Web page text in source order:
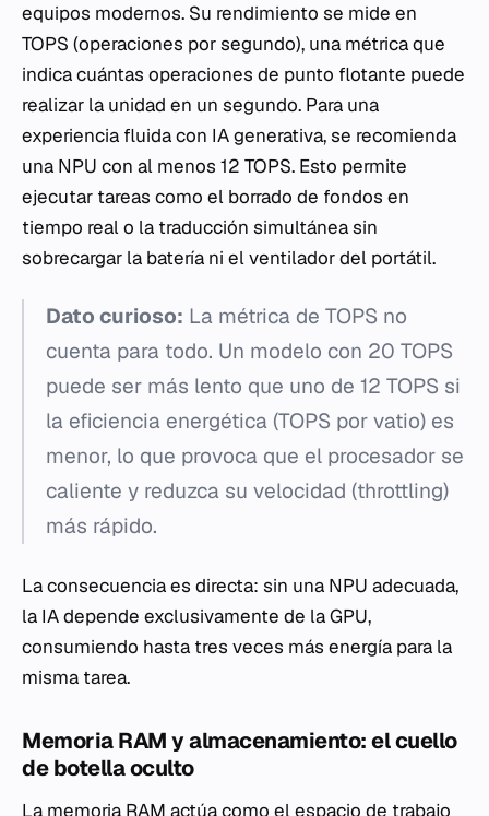
equipos modernos. Su rendimiento se mide en
TOPS (operaciones por segundo), una métrica que
indica cuántas operaciones de punto flotante puede
realizar la unidad en un segundo. Para una
experiencia fluida con IA generativa, se recomienda
una NPU con al menos 12 TOPS. Esto permite
ejecutar tareas como el borrado de fondos en
tiempo real o la traducción simultánea sin
sobrecargar la batería ni el ventilador del portátil.
Dato curioso: La métrica de TOPS no
cuenta para todo. Un modelo con 20 TOPS
puede ser más lento que uno de 12 TOPS si
la eficiencia energética (TOPS por vatio) es
menor, lo que provoca que el procesador se
caliente y reduzca su velocidad (throttling)
más rápido.
La consecuencia es directa: sin una NPU adecuada,
la IA depende exclusivamente de la GPU,
consumiendo hasta tres veces más energía para la
misma tarea.
Memoria RAM y almacenamiento: el cuello
de botella oculto
La memoria RAM actúa como el espacio de trabajo